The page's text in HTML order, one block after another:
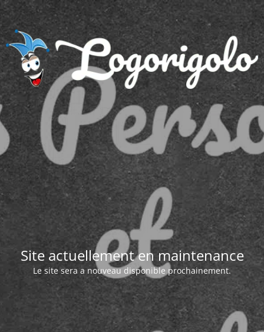
Site actuellement en maintenance
Le site sera a nouveau disponible prochainement.